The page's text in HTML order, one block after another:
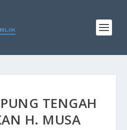
TENGAH
H. MUSA